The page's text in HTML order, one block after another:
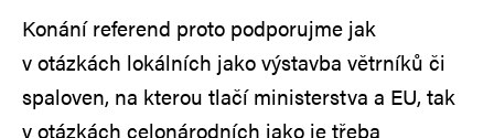
Konání referend proto podporujme jak
v otázkách lokálních jako výstavba větrníků či
spaloven, na kterou tlačí ministerstva a EU, tak
v otázkách celonárodních jako je třeba